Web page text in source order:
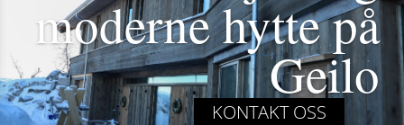
moderne hytte på
Geilo
KONTAKT OSS